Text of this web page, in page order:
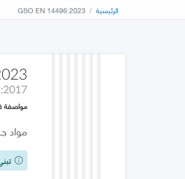
الرئيسية GSO EN 14496:2023
مواصفة
مواد